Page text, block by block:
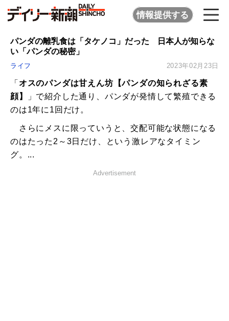
情報提供する
パンダの離乳食は「タケノコ」だった 日本人が知らな
い「パンダの秘密」
ライフ 2023年02月23日
「 オスのパンダは甘えん坊【パンダの知られざる素
顔】
」で紹介した通り、パンダが発情して繁殖できる
のは1年に1回だけ。
さらにメスに限っていうと、交配可能な状態になる
のはたった2～3日だけ、という激レアなタイミン
グ。...
Advertisement